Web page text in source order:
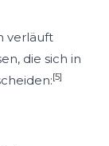
verläuft
die sich in
[5]